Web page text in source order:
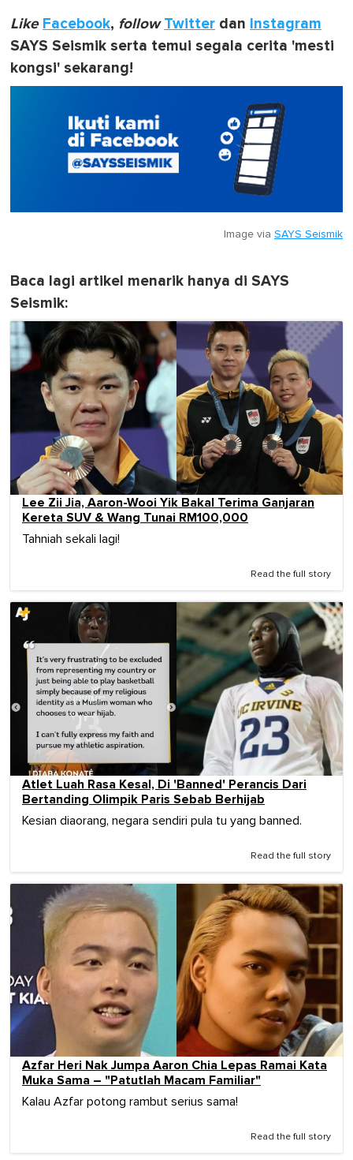
Like Facebook, follow Twitter dan Instagram
SAYS Seismik serta temui segala cerita 'mesti
kongsi' sekarang!
Image via SAYS Seismik
Baca lagi artikel menarik hanya di SAYS
Seismik:
Lee Zii Jia, Aaron-Wooi Yik Bakal Terima Ganjaran
Kereta SUV & Wang Tunai RM100,000
Tahniah sekali lagi!
Read the full story
Atlet Luah Rasa Kesal, Di 'Banned' Perancis Dari
Bertanding Olimpik Paris Sebab Berhijab
Kesian diaorang, negara sendiri pula tu yang banned.
Read the full story
Azfar Heri Nak Jumpa Aaron Chia Lepas Ramai Kata
Muka Sama – "Patutlah Macam Familiar"
Kalau Azfar potong rambut serius sama!
Read the full story